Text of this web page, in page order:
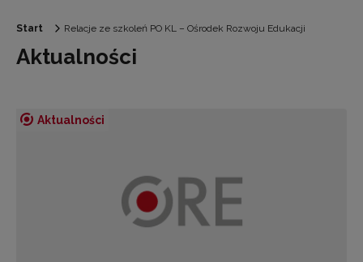
Start Relacje ze szkoleń PO KL – Ośrodek Rozwoju Edukacji
Aktualności
Aktualności